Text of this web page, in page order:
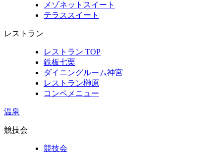
メゾネットスイート
テラススイート
レストラン
レストラン TOP
鉄板七栗
ダイニングルーム神宮
レストラン榊原
コンペメニュー
温泉
競技会
競技会